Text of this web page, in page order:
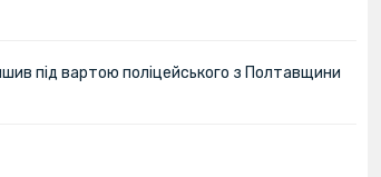
під вартою поліцейського з Полтавщини